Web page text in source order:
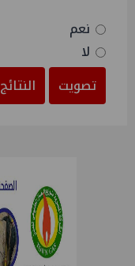
نعم
لا
تصويت
النتائج